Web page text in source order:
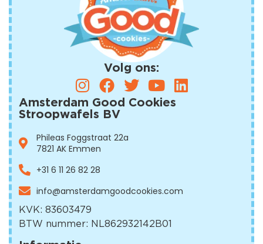
Volg ons:
Amsterdam Good Cookies
Stroopwafels BV
Phileas Foggstraat 22a
7821 AK Emmen
+31 6 11 26 82 28
info@amsterdamgoodcookies.com
KVK: 83603479
BTW nummer: NL862932142B01